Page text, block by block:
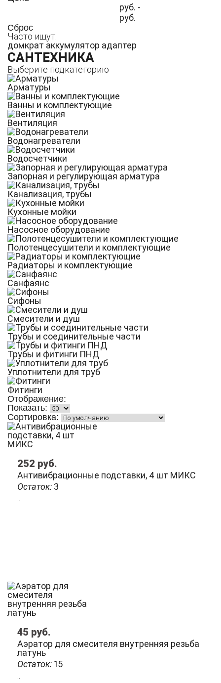
руб. -
руб.
Сброс
Часто ищут:
домкрат аккумулятор адаптер
САНТЕХНИКА
Выберите подкатегорию
Арматуры
Ванны и комплектующие
Вентиляция
Водонагреватели
Водосчетчики
Запорная и регулирующая арматура
Канализация, трубы
Кухонные мойки
Насосное оборудование
Полотенцесушители и комплектующие
Радиаторы и комплектующие
Санфаянс
Сифоны
Смесители и душ
Трубы и соединительные части
Трубы и фитинги ПНД
Уплотнители для труб
Фитинги
Отображение:
Показать:
Сортировка:
Остаток: 3
Антивибрационные подставки, 4 шт МИКС
252 руб.
Остаток:15
Аэратор для смесителя внутренняя резьба
латунь
45 руб.